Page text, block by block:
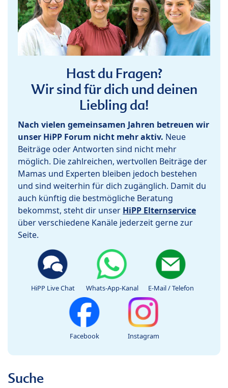
Hast du Fragen?
Wir sind für dich und deinen
Liebling da!
Nach vielen gemeinsamen Jahren betreuen wir
unser HiPP Forum nicht mehr aktiv. Neue
Beiträge oder Antworten sind nicht mehr
möglich. Die zahlreichen, wertvollen Beiträge der
Mamas und Experten bleiben jedoch bestehen
und sind weiterhin für dich zugänglich. Damit du
auch künftig die bestmögliche Beratung
bekommst, steht dir unser HiPP Elternservice
über verschiedene Kanäle jederzeit gerne zur
Seite.
HiPP Live Chat Whats-App-Kanal E-Mail / Telefon
Facebook Instagram
Suche